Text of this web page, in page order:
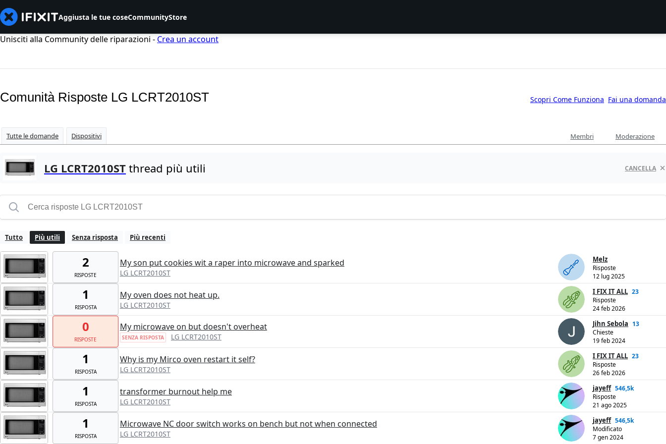
Aggiusta le tue coseCommunityStore
Unisciti alla Community delle riparazioni - Crea un account
Comunità Risposte LG LCRT2010ST Scopri Come Funziona Fai una domanda
Tutte le domande Dispositivi Membri Moderazione
LG LCRT2010ST thread più utili CANCELLA
Tutto Più utili Senza risposta Più recenti
2
RISPOSTE
My son put cookies wit a raper into microwave and sparked
LG LCRT2010ST
Melz
Risposte
12 lug 2025
1
RISPOSTA
My oven does not heat up.
LG LCRT2010ST
I FIX IT ALL 23
Risposte
24 feb 2026
0
RISPOSTE
My microwave on but doesn't overheat
SENZA RISPOSTA LG LCRT2010ST
Jihn Sebola 13
Chieste
19 feb 2024
1
RISPOSTA
Why is my Mirco oven restart it self?
LG LCRT2010ST
I FIX IT ALL 23
Risposte
26 feb 2026
1
RISPOSTA
transformer burnout help me
LG LCRT2010ST
jayeff 546,5k
Risposte
21 ago 2025
1
RISPOSTA
Microwave NC door switch works on bench but not when connected
LG LCRT2010ST
jayeff 546,5k
Modificato
7 gen 2024